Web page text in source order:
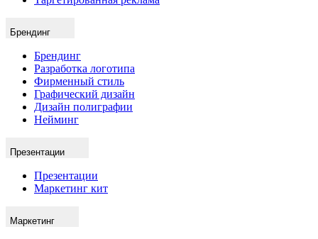
Брендинг
Брендинг
Разработка логотипа
Фирменный стиль
Графический дизайн
Дизайн полиграфии
Нейминг
Презентации
Презентации
Маркетинг кит
Маркетинг